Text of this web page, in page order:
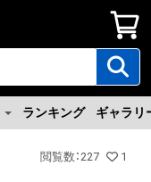
ランキング ギャラリ
閲覧数 ：227 1